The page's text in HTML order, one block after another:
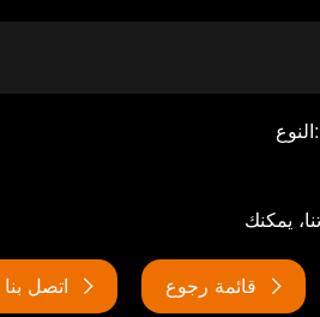
النوع: